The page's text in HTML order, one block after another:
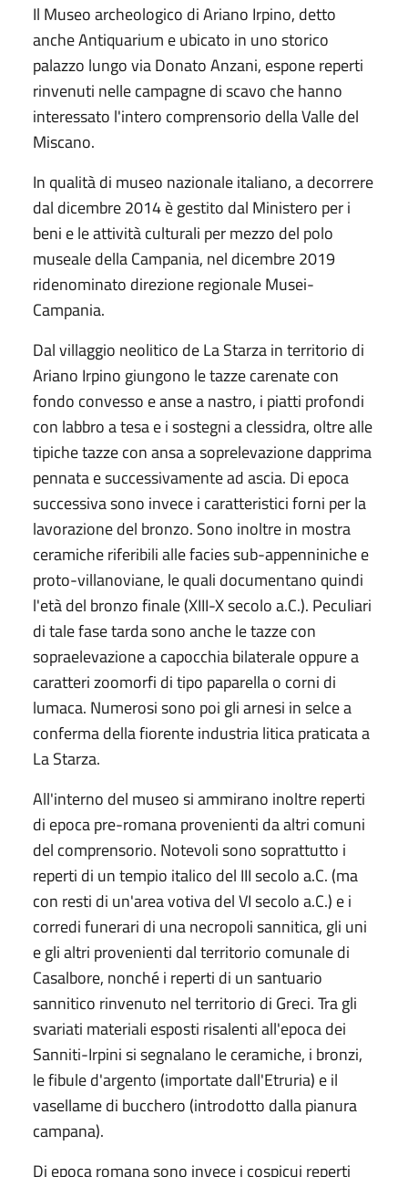
Il Museo archeologico di Ariano Irpino, detto
anche Antiquarium e ubicato in uno storico
palazzo lungo via Donato Anzani, espone reperti
rinvenuti nelle campagne di scavo che hanno
interessato l'intero comprensorio della Valle del
Miscano.
In qualità di museo nazionale italiano, a decorrere
dal dicembre 2014 è gestito dal Ministero per i
beni e le attività culturali per mezzo del polo
museale della Campania, nel dicembre 2019
ridenominato direzione regionale Musei-
Campania.
Dal villaggio neolitico de La Starza in territorio di
Ariano Irpino giungono le tazze carenate con
fondo convesso e anse a nastro, i piatti profondi
con labbro a tesa e i sostegni a clessidra, oltre alle
tipiche tazze con ansa a soprelevazione dapprima
pennata e successivamente ad ascia. Di epoca
successiva sono invece i caratteristici forni per la
lavorazione del bronzo. Sono inoltre in mostra
ceramiche riferibili alle facies sub-appenniniche e
proto-villanoviane, le quali documentano quindi
l'età del bronzo finale (XIII-X secolo a.C.). Peculiari
di tale fase tarda sono anche le tazze con
sopraelevazione a capocchia bilaterale oppure a
caratteri zoomorfi di tipo paparella o corni di
lumaca. Numerosi sono poi gli arnesi in selce a
conferma della fiorente industria litica praticata a
La Starza.
All'interno del museo si ammirano inoltre reperti
di epoca pre-romana provenienti da altri comuni
del comprensorio. Notevoli sono soprattutto i
reperti di un tempio italico del III secolo a.C. (ma
con resti di un'area votiva del VI secolo a.C.) e i
corredi funerari di una necropoli sannitica, gli uni
e gli altri provenienti dal territorio comunale di
Casalbore, nonché i reperti di un santuario
sannitico rinvenuto nel territorio di Greci. Tra gli
svariati materiali esposti risalenti all'epoca dei
Sanniti-Irpini si segnalano le ceramiche, i bronzi,
le fibule d'argento (importate dall'Etruria) e il
vasellame di bucchero (introdotto dalla pianura
campana).
Di epoca romana sono invece i cospicui reperti